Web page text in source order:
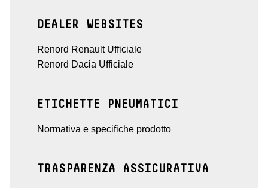
DEALER WEBSITES
Renord Renault Ufficiale
Renord Dacia Ufficiale
ETICHETTE PNEUMATICI
Normativa e specifiche prodotto
TRASPARENZA ASSICURATIVA